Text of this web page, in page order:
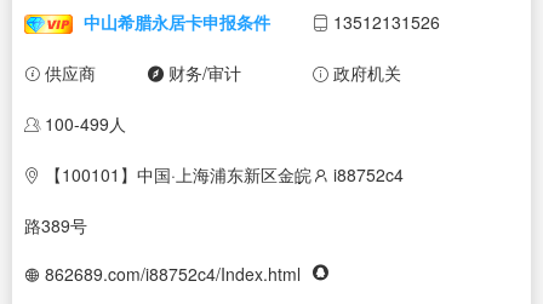
中山希腊永居卡申报条件 13512131526
供应商 财务/审计 政府机关
100-499人
【100101】中国·上海浦东新区金皖
路389号
i88752c4
862689.com/i88752c4/Index.html